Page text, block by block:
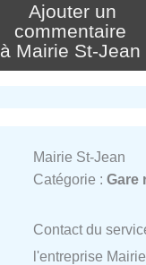
Ajouter un
commentaire
à Mairie St-Jean
Mairie St-Jean
Catégorie : Gare
Contact du
l'entreprise